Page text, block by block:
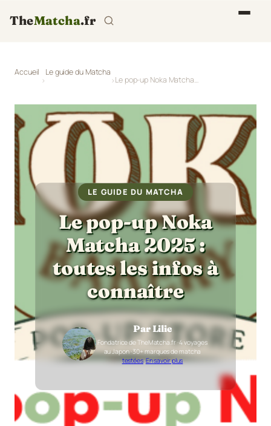
TheMatcha.fr
Accueil Le guide du Matcha
Le pop-up Noka Matcha 2025 : toutes les infos à connaître
LE GUIDE DU MATCHA
Le pop-up Noka
Matcha 2025 :
toutes les infos à
connaître
Par Lilie
Fondatrice de TheMatcha.fr · 4 voyages
au Japon · 30+ marques de matcha
testées·En savoir plus